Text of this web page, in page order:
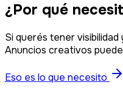
¿Por qué
Si querés tener
Anuncios creativos
Eso es lo que necesito